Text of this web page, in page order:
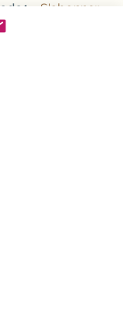
S'abonner